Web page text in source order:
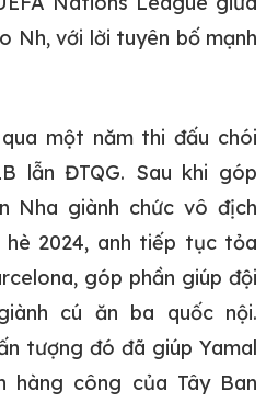
Nh, với lời tuyên bố mạnh
một năm thi đấu chói
lẫn ĐTQG. Sau khi góp
Nha giành chức vô địch
hè 2024, anh tiếp tục tỏa
góp phần giúp đội
cú ăn ba quốc nội.
tượng đó đã giúp Yamal
công của Tây Ban